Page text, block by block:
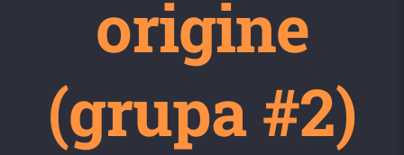
origine
(grupa #2)